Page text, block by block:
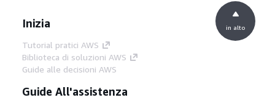
Inizia
Tutorial pratici AWS
Biblioteca di soluzioni AWS
Guide alle decisioni AWS
Guide All'assistenza
in alto